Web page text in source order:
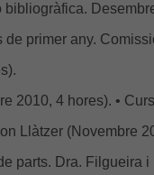
primer any.
2010, 4 hores). •
Llàtzer (Novembre
parts. Dra. Filgueira